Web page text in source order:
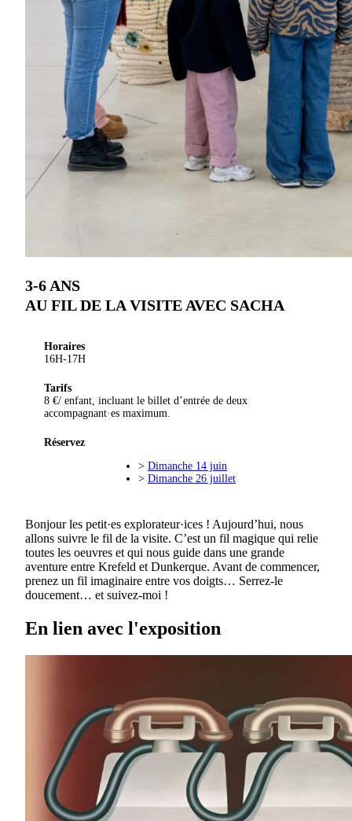
3-6 ANS
AU FIL DE LA VISITE AVEC SACHA
Horaires
16H-17H
Tarifs
8 €/ enfant, incluant le billet d’entrée de deux
accompagnant·es maximum.
Réservez
> Dimanche 14 juin
> Dimanche 26 juillet
Bonjour les petit·es explorateur·ices ! Aujourd’hui, nous
allons suivre le fil de la visite. C’est un fil magique qui relie
toutes les oeuvres et qui nous guide dans une grande
aventure entre Krefeld et Dunkerque. Avant de commencer,
prenez un fil imaginaire entre vos doigts… Serrez-le
doucement… et suivez-moi !
En lien avec l'exposition